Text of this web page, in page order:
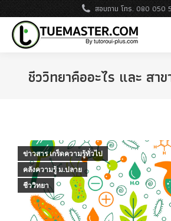
สอบถาม โทร. 080 050
ชีววิทยาคืออะไร และ สาข
ข่าวสาร เกร็ดความรู้ทั่วไป
คลังความรู้ ม.ปลาย
ชีววิทยา